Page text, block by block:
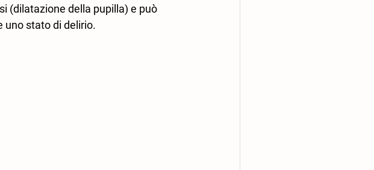
(dilatazione della pupilla) e può
uno stato di delirio.